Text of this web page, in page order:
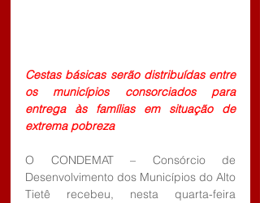
Cestas básicas serão distribuídas entre
os municípios consorciados para
entrega às famílias em situação de
extrema pobreza
O CONDEMAT – Consórcio de
Desenvolvimento dos Municípios do Alto
Tietê recebeu, nesta quarta-feira